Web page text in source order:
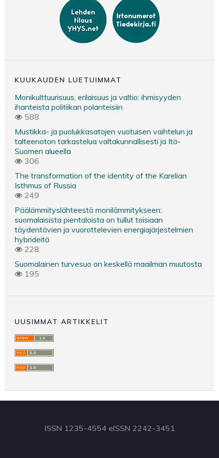
KUUKAUDEN LUETUIMMAT
Monikulttuurisuus, erilaisuus ja valtio: ihmisyyden
ihanteista politiikan polanteisiin
588
Mustikka- ja puolukkasatojen vuotuisen vaihtelun ja
talteenoton tarkastelua valtakunnallisesti ja Itä-
Suomen alueella
306
The transformation of the identity of the Karelian
Isthmus of Russia
249
Päälämmityslähteestä monilämmitykseen:
suomalaisista pientaloista on tullut toisiaan
täydentävien ja vuorottelevien energiajärjestelmien
hybrideitä
228
Suomalainen turvesuo on keskellä maailman muutosta
195
UUSIMMAT ARTIKKELIT
ISSN 1235-4554 eISSN 2242-3451